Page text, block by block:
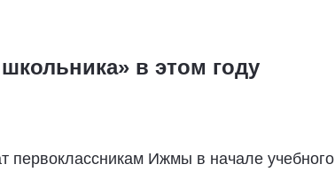
в этом году
первоклассникам Ижмы в начале учебного